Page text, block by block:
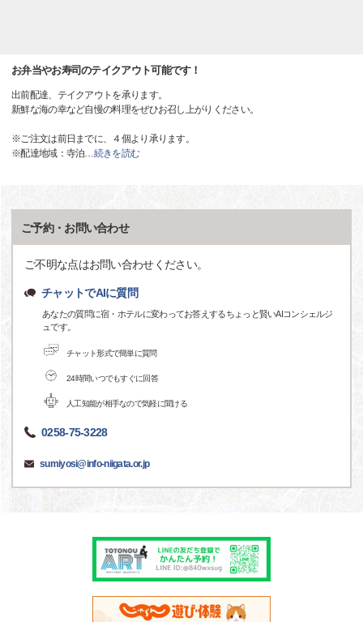
お弁当やお寿司のテイクアウト可能です！
出前配達、テイクアウトを承ります。
新鮮な海の幸など自慢の料理をぜひお召し上がりください。
※ご注文は前日までに、４個より承ります。
※配達地域：寺泊…続きを読む
ご予約・お問い合わせ
ご不明な点はお問い合わせください。
チャットでAIに質問
あなたの質問に宿・ホテルに変わってお答えするちょっと賢いAIコンシェルジ
ュです。
チャット形式で簡単に質問
24時間いつでもすぐに回答
人工知能が相手なので気軽に聞ける
0258-75-3228
sumiyosi@info-niigata.or.jp